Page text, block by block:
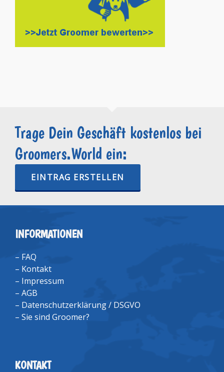
Trage Dein Geschäft kostenlos bei
Groomers.World ein:
EINTRAG ERSTELLEN
INFORMATIONEN
– FAQ
– Kontakt
– Impressum
– AGB
– Datenschutzerklärung / DSGVO
– Sie sind Groomer?
KONTAKT